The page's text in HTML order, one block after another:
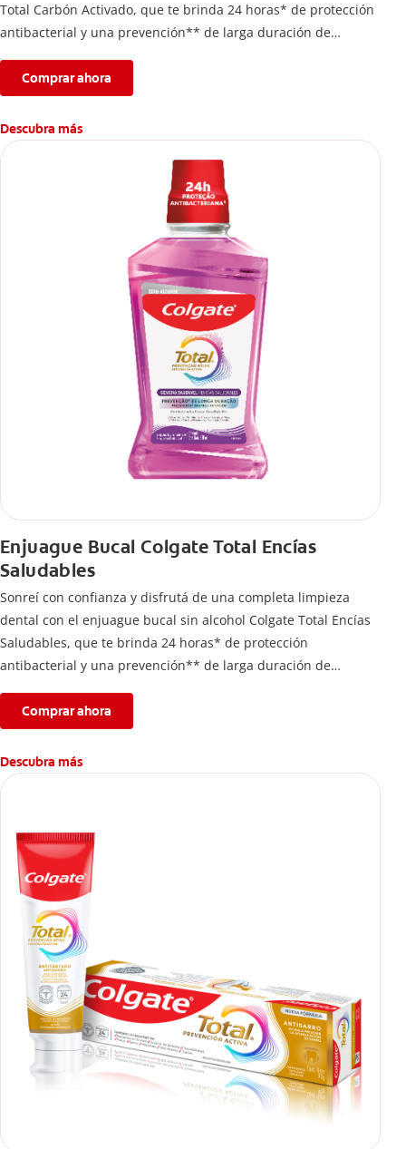
Total Carbón Activado, que te brinda 24 horas* de protección
antibacterial y una prevención** de larga duración de
Comprar ahora
Descubra más
Enjuague Bucal Colgate Total Encías
Saludables
Sonreí con confianza y disfrutá de una completa limpieza
dental con el enjuague bucal sin alcohol Colgate Total Encías
Saludables, que te brinda 24 horas* de protección
antibacterial y una prevención** de larga duración de
Comprar ahora
Descubra más